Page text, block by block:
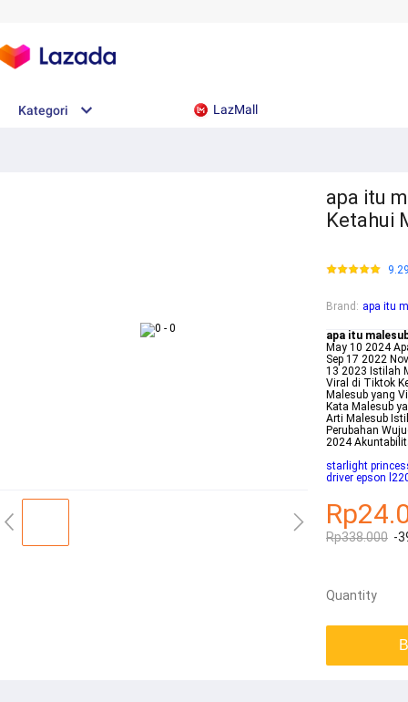
Kategori LazMall
apa itu
Ketahui
Brand : apa itu
apa itu
May 10 2024
Sep 17 2022
13 2023 Istilah
Viral di Tiktok
Malesub yang
Kata Malesub
Arti Malesub
Perubahan
2024
starlight
driver epson
Rp338.000 -
Quantity